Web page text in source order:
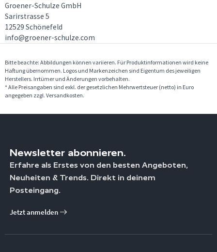
Groener-Schulze GmbH
Sarirstrasse 5
12529 Schönefeld
info@groener-schulze.com
Bitte beachte: Abbildungen können variieren. Für Produktinformationen wird keine
Haftung übernommen. Logos und Markenzeichen sind Eigentum des jeweiligen
Herstellers. Irrtümer und Änderungen vorbehalten.
* Alle Preisangaben sind exkl. der gesetzlichen Mehrwertsteuer (netto) in Euro
angegeben zzgl. Versandkosten.
Newsletter abonnieren.
Erfahre als Erstes von den besten Angeboten,
Neuheiten & Trends. Direkt in deinem
Posteingang.
Jetzt anmelden